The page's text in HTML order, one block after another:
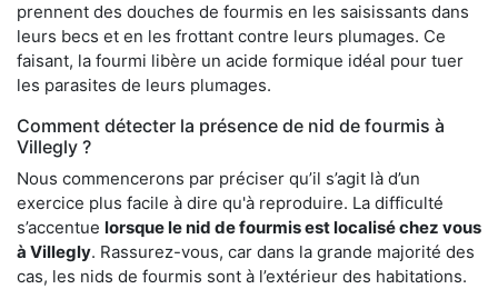
prennent des douches de fourmis en les saisissants dans
leurs becs et en les frottant contre leurs plumages. Ce
faisant, la fourmi libère un acide formique idéal pour tuer
les parasites de leurs plumages.
Comment détecter la présence de nid de fourmis à
Villegly ?
Nous commencerons par préciser qu’il s’agit là d’un
exercice plus facile à dire qu'à reproduire. La difficulté
s’accentue lorsque le nid de fourmis est localisé chez vous
à Villegly. Rassurez-vous, car dans la grande majorité des
cas, les nids de fourmis sont à l’extérieur des habitations.